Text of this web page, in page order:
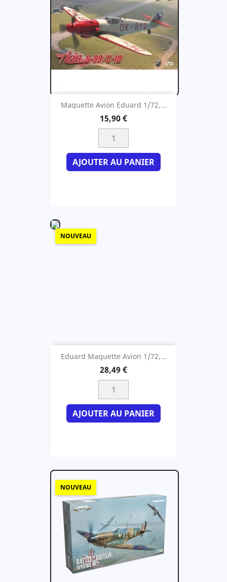
Maquette Avion Eduard 1/72,...
15,90 €
AJOUTER AU PANIER
Eduard Maquette Avion 1/72,...
28,49 €
AJOUTER AU PANIER
NOUVEAU
NOUVEAU